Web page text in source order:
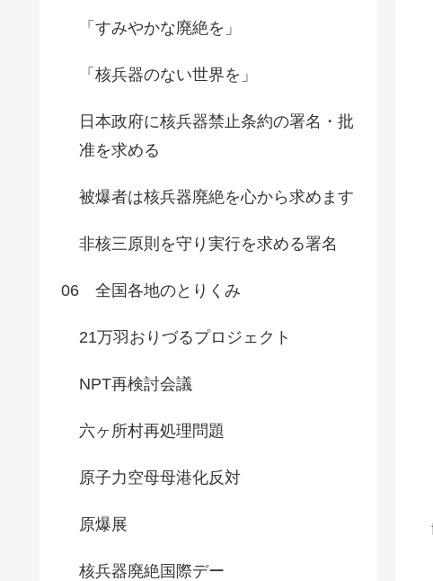
「すみやかな廃絶を」
「核兵器のない世界を」
日本政府に核兵器禁止条約の署名・批
准を求める
被爆者は核兵器廃絶を心から求めます
非核三原則を守り実行を求める署名
06 全国各地のとりくみ
21万羽おりづるプロジェクト
NPT再検討会議
六ヶ所村再処理問題
原子力空母母港化反対
原爆展
核兵器廃絶国際デー